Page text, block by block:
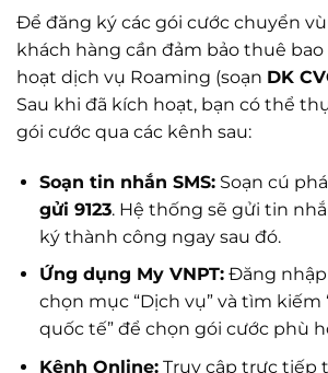
Để đăng ký các gói cước chuyển
khách hàng cần đảm bảo thuê
hoạt dịch vụ Roaming (soạn DK
Sau khi đã kích hoạt, bạn có thể
gói cước qua các kênh sau:
Soạn tin nhắn SMS:Soạn cú
gửi 9123. Hệ thống sẽ gửi tin
ký thành công ngay sau đó.
Ứng dụng My VNPT:Đăng nhập
chọn mục “Dịch vụ” và tìm kiếm
quốc tế” để chọn gói cước phù
Kênh Online:Truy cập trực tiếp